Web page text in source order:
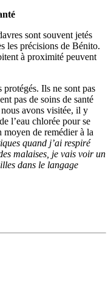
sont souvent jetés
les précisions de Bénito.
à proximité peuvent
Ils ne sont pas
pas de soins de santé
avons visitée, il y
l’eau chlorée pour se
de remédier à la
quand j’ai respiré
malaises, je vais voir un
dans le langage